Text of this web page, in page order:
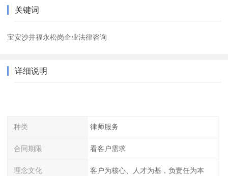
关键词
宝安沙井福永松岗企业法律咨询
详细说明
种类 律师服务
合同期限 看客户需求
理念文化 客户为核心、人才为基，负责任为本